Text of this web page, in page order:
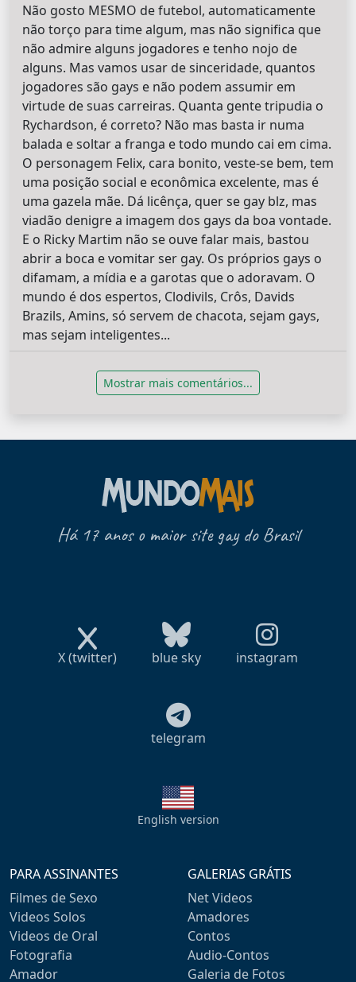
Não gosto MESMO de futebol, automaticamente
não torço para time algum, mas não significa que
não admire alguns jogadores e tenho nojo de
alguns. Mas vamos usar de sinceridade, quantos
jogadores são gays e não podem assumir em
virtude de suas carreiras. Quanta gente tripudia o
Rychardson, é correto? Não mas basta ir numa
balada e soltar a franga e todo mundo cai em cima.
O personagem Felix, cara bonito, veste-se bem, tem
uma posição social e econômica excelente, mas é
uma gazela mãe. Dá licênça, quer se gay blz, mas
viadão denigre a imagem dos gays da boa vontade.
E o Ricky Martim não se ouve falar mais, bastou
abrir a boca e vomitar ser gay. Os próprios gays o
difamam, a mídia e a garotas que o adoravam. O
mundo é dos espertos, Clodivils, Crôs, Davids
Brazils, Amins, só servem de chacota, sejam gays,
mas sejam inteligentes...
Mostrar mais comentários...
Há 17 anos o maior site gay do Brasil
X (twitter) blue sky instagram
telegram
English version
PARA ASSINANTES
Filmes de Sexo
Videos Solos
Videos de Oral
Fotografia
Amador
GALERIAS GRÁTIS
Net Videos
Amadores
Contos
Audio-Contos
Galeria de Fotos